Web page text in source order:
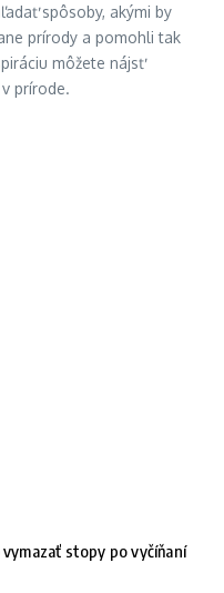
spôsoby, akými by
prírody a pomohli tak
môžete nájsť
prírode.
stopy po vyčíňaní